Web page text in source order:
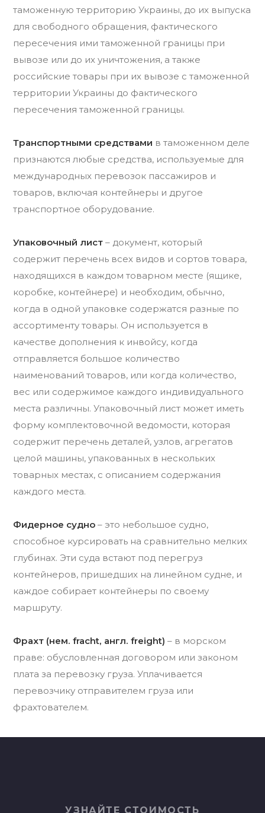
таможенную территорию Украины, до их выпуска
для свободного обращения, фактического
пересечения ими таможенной границы при
вывозе или до их уничтожения, а также
российские товары при их вывозе с таможенной
территории Украины до фактического
пересечения таможенной границы.
Транспортными средствами в таможенном деле
признаются любые средства, используемые для
международных перевозок пассажиров и
товаров, включая контейнеры и другое
транспортное оборудование.
Упаковочный лист – документ, который
содержит перечень всех видов и сортов товара,
находящихся в каждом товарном месте (ящике,
коробке, контейнере) и необходим, обычно,
когда в одной упаковке содержатся разные по
ассортименту товары. Он используется в
качестве дополнения к инвойсу, когда
отправляется большое количество
наименований товаров, или когда количество,
вес или содержимое каждого индивидуального
места различны. Упаковочный лист может иметь
форму комплектовочной ведомости, которая
содержит перечень деталей, узлов, агрегатов
целой машины, упакованных в нескольких
товарных местах, с описанием содержания
каждого места.
Фидерное судно – это небольшое судно,
способное курсировать на сравнительно мелких
глубинах. Эти суда встают под перегруз
контейнеров, пришедших на линейном судне, и
каждое собирает контейнеры по своему
маршруту.
Фрахт (нем. fracht, англ. freight) – в морском
праве: обусловленная договором или законом
плата за перевозку груза. Уплачивается
перевозчику отправителем груза или
фрахтователем.
УЗНАЙТЕ СТОИМОСТЬ